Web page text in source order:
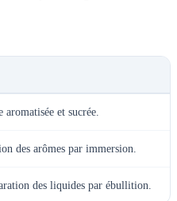
aromatisée et sucrée.
des arômes par immersion.
des liquides par ébullition.